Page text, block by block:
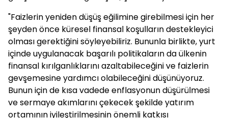
"Faizlerin yeniden düşüş eğilimine girebilmesi için her
şeyden önce küresel finansal koşulların destekleyici
olması gerektiğini söyleyebiliriz. Bununla birlikte, yurt
içinde uygulanacak başarılı politikaların da ülkenin
finansal kırılganlıklarını azaltabileceğini ve faizlerin
gevşemesine yardımcı olabileceğini düşünüyoruz.
Bunun için de kısa vadede enflasyonun düşürülmesi
ve sermaye akımlarını çekecek şekilde yatırım
ortamının iyileştirilmesinin önemli katkısı